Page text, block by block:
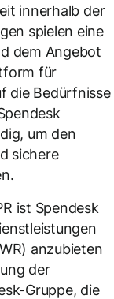
innerhalb der
spielen eine
dem Angebot
für
die Bedürfnisse
um den
sichere
ist Spendesk
anzubieten
der
Gruppe, die